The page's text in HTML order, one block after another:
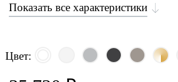
Показать все характеристики
Цвет: